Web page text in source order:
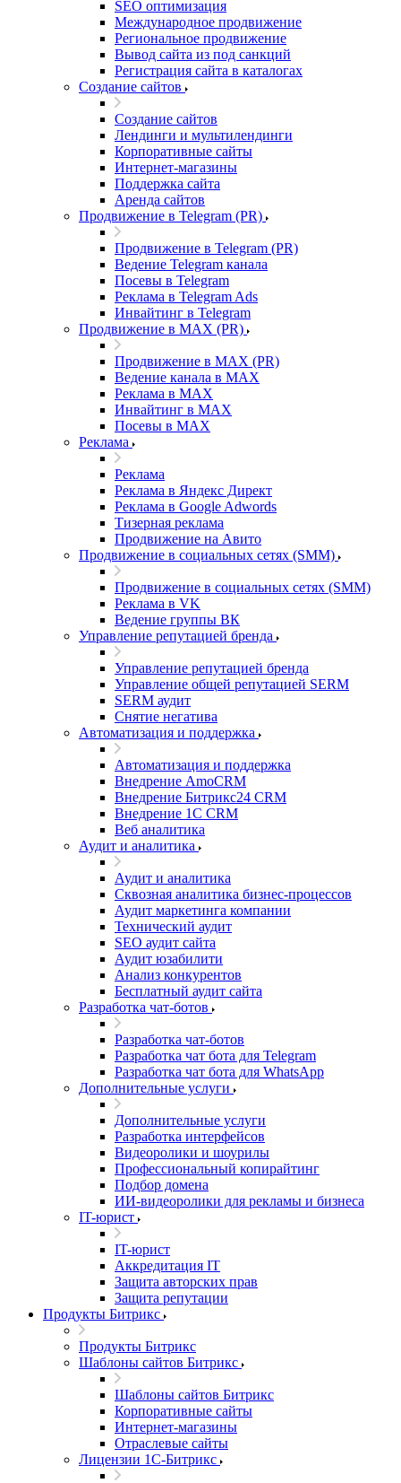
SEO оптимизация
Международное продвижение
Региональное продвижение
Вывод сайта из под санкций
Регистрация сайта в каталогах
Создание сайтов
Создание сайтов
Лендинги и мультилендинги
Корпоративные сайты
Интернет-магазины
Поддержка сайта
Аренда сайтов
Продвижение в Telegram (PR)
Продвижение в Telegram (PR)
Ведение Telegram канала
Посевы в Telegram
Реклама в Telegram Ads
Инвайтинг в Telegram
Продвижение в MAX (PR)
Продвижение в MAX (PR)
Ведение канала в MAX
Реклама в MAX
Инвайтинг в MAX
Посевы в MAX
Реклама
Реклама
Реклама в Яндекс Директ
Реклама в Google Adwords
Тизерная реклама
Продвижение на Авито
Продвижение в социальных сетях (SMM)
Продвижение в социальных сетях (SMM)
Реклама в VK
Ведение группы ВК
Управление репутацией бренда
Управление репутацией бренда
Управление общей репутацией SERM
SERM аудит
Снятие негатива
Автоматизация и поддержка
Автоматизация и поддержка
Внедрение AmoCRM
Внедрение Битрикс24 CRM
Внедрение 1C CRM
Веб аналитика
Аудит и аналитика
Аудит и аналитика
Сквозная аналитика бизнес-процессов
Аудит маркетинга компании
Технический аудит
SEO аудит сайта
Аудит юзабилити
Анализ конкурентов
Бесплатный аудит сайта
Разработка чат-ботов
Разработка чат-ботов
Разработка чат бота для Telegram
Разработка чат бота для WhatsApp
Дополнительные услуги
Дополнительные услуги
Разработка интерфейсов
Видеоролики и шоурилы
Профессиональный копирайтинг
Подбор домена
ИИ-видеоролики для рекламы и бизнеса
IT-юрист
IT-юрист
Аккредитация IT
Защита авторских прав
Защита репутации
Продукты Битрикс
Продукты Битрикс
Шаблоны сайтов Битрикс
Шаблоны сайтов Битрикс
Корпоративные сайты
Интернет-магазины
Отраслевые сайты
Лицензии 1С-Битрикс